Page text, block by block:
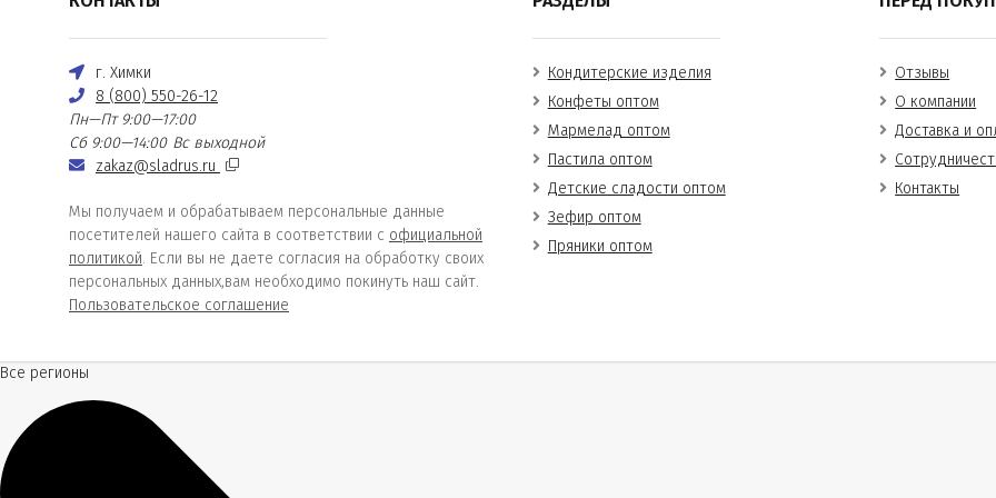
г. Химки
8 (800) 550-26-12
Пн—Пт 9:00—17:00
Сб 9:00—14:00 Вс выходной
zakaz@sladrus.ru
Мы получаем и обрабатываем персональные данные
посетителей нашего сайта в соответствии с официальной
политикой. Если вы не даете согласия на обработку своих
персональных данных,вам необходимо покинуть наш сайт.
Пользовательское соглашение
Кондитерские изделия
Конфеты оптом
Мармелад оптом
Пастила оптом
Детские сладости оптом
Зефир оптом
Пряники оптом
Отзывы
О компании
Доставка и
Контакты
Все регионы